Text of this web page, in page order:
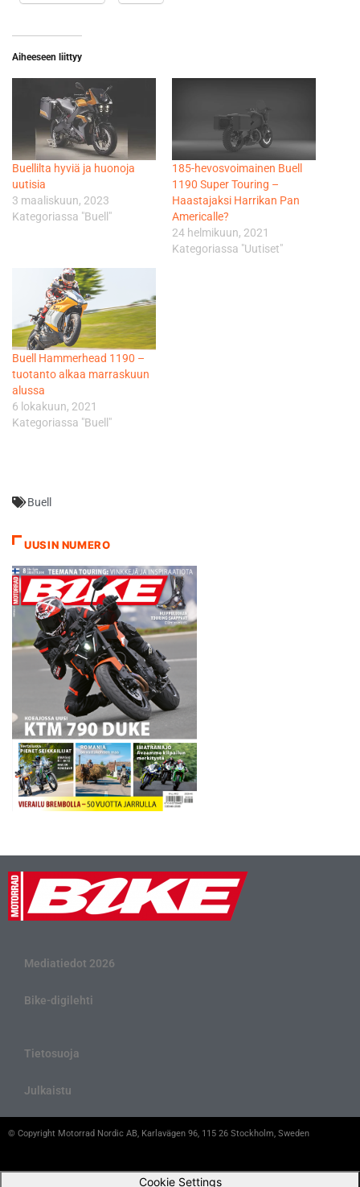
Aiheeseen liittyy
Buellilta hyviä ja huonoja
uutisia
3 maaliskuun, 2023
Kategoriassa "Buell"
185-hevosvoimainen Buell
1190 Super Touring –
Haastajaksi Harrikan Pan
Americalle?
24 helmikuun, 2021
Kategoriassa "Uutiset"
Buell Hammerhead 1190 –
tuotanto alkaa marraskuun
alussa
6 lokakuun, 2021
Kategoriassa "Buell"
Buell
UUSIN NUMERO
Mediatiedot 2026
Bike-digilehti
Tietosuoja
Julkaistu
© Copyright Motorrad Nordic AB, Karlavägen 96, 115 26 Stockholm, Sweden
Cookie Settings